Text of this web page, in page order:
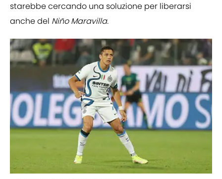
starebbe cercando una soluzione per liberarsi
anche del Niño Maravilla.